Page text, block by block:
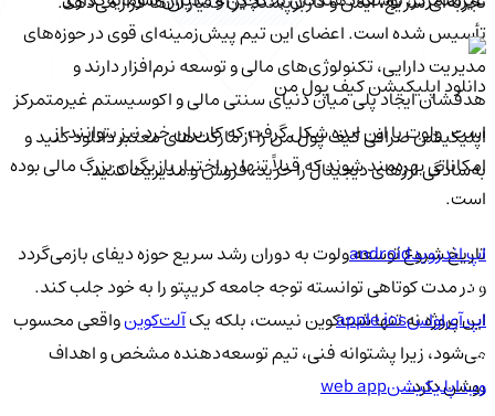
تأسیس شده است. اعضای این تیم پیش‌زمینه‌ای قوی در حوزه‌های
مدیریت دارایی، تکنولوژی‌های مالی و توسعه نرم‌افزار دارند و
هدفشان ایجاد پلی میان دنیای سنتی مالی و اکوسیستم غیرمتمرکز
است. ولوت با این ایده شکل گرفت که کاربران خرد نیز بتوانند از
امکاناتی بهره‌مند شوند که قبلاً تنها در اختیار بازیگران بزرگ مالی بوده
است.
تاریخ شروع توسعه ولوت به دوران رشد سریع حوزه دیفای بازمی‌گردد
و در مدت کوتاهی توانسته توجه جامعه کریپتو را به خود جلب کند.
این پروژه نه تنها شت‌کوین نیست، بلکه یکآلت‌کوینواقعی محسوب
می‌شود، زیرا پشتوانه فنی، تیم توسعه‌دهنده مشخص و اهداف
روشن دارد.
دانلود اپلیکیشن کیف‌ پول من
اپلیکیشن صرافی کیف پول من را از مارکت‌های معتبر دانلود کنید و
به‌سادگی ارزهای دیجیتال را خرید، فروش و مدیریت کنید.
اپ اندرویدandroid
اپ آی‌او‌اسapple ios
وب اپلیکیشنweb app